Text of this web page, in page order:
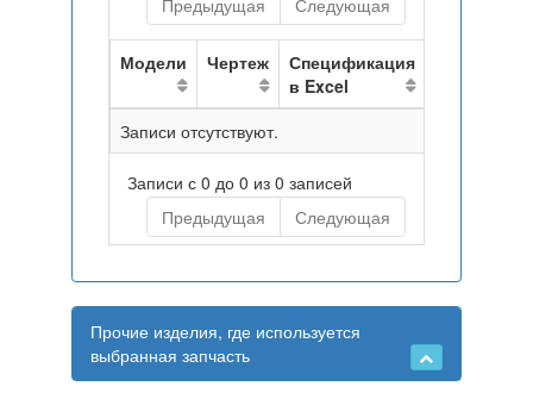
Предыдущая Следующая
Модели Чертеж
Спецификация
в Excel
Записи отсутствуют.
Записи с 0 до 0 из 0 записей
Предыдущая
Следующая
Прочие изделия, где используется
выбранная запчасть